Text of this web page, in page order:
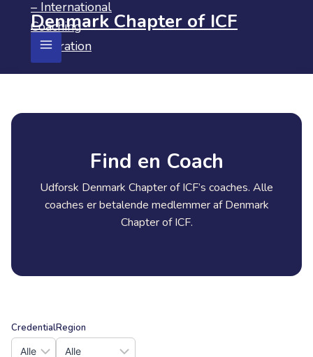
Denmark Chapter of ICF
Find en Coach
Udforsk Denmark Chapter of ICF’s coaches. Alle
coaches er betalende medlemmer af Denmark
Chapter of ICF.
CredentialRegion